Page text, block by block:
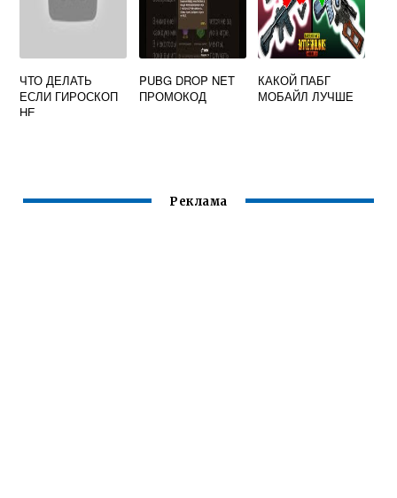
ЧТО ДЕЛАТЬ
ЕСЛИ ГИРОСКОП
НЕ
PUBG DROP NET
ПРОМОКОД
КАКОЙ ПАБГ
МОБАЙЛ ЛУЧШЕ
Реклама